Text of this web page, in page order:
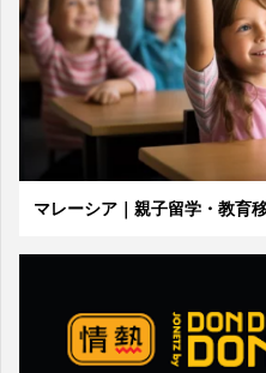
マレーシア｜親子留学・教育